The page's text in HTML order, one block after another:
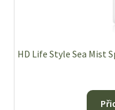
HD Life Style Sea Mist